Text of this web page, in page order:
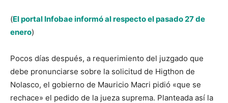
(El portal Infobae informó al respecto el pasado 27 de
enero)
Pocos días después, a requerimiento del juzgado que
debe pronunciarse sobre la solicitud de Higthon de
Nolasco, el gobierno de Mauricio Macri pidió «que se
rechace» el pedido de la jueza suprema. Planteada así la